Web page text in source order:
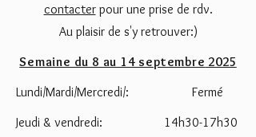
contacterpour une prise de rdv.
Au plaisir de s'y retrouver:)
Semaine du 8 au 14 septembre 2025
Lundi/Mardi/Mercredi/:
Fermé
Jeudi & vendredi:
14h30-17h30